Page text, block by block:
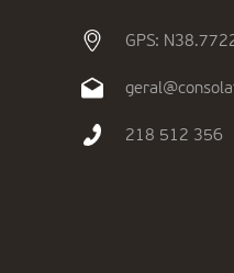
GPS:
218 512 356